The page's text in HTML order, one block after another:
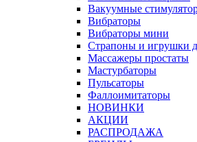
Вакуумные
Вибраторы
Вибраторы мини
Страпоны и игрушки
Массажеры простаты
Мастурбаторы
Пульсаторы
Фаллоимитаторы
НОВИНКИ
АКЦИИ
РАСПРОДАЖА